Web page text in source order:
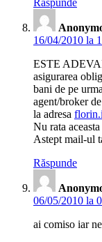
Răspunde
16/04/2010 la
ESTE
asigurarea
bani de pe
agent/broker
la adresa
Nu rata
Astept mail-ul
Răspunde
06/05/2010 la
ai comiso iar